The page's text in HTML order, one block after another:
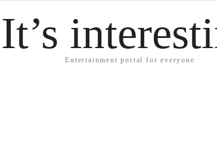
It’s
Entertainment portal for everyone